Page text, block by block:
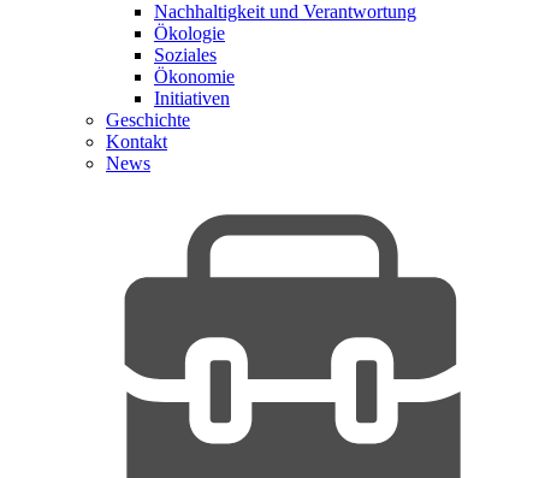
Nachhaltigkeit und Verantwortung
Ökologie
Soziales
Ökonomie
Initiativen
Geschichte
Kontakt
News